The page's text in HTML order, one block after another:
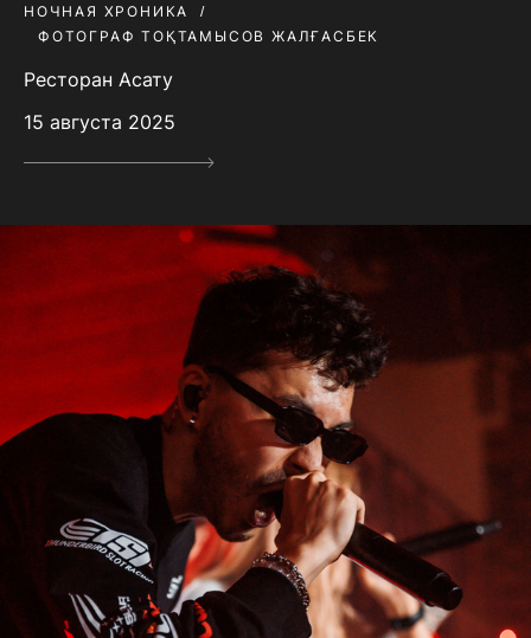
НОЧНАЯ ХРОНИКА
ФОТОГРАФ ТОҚТАМЫСОВ ЖАЛҒАСБЕК
Ресторан Асату
15 августа 2025